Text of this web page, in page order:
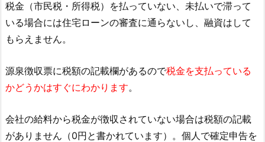
税金（市民税・所得税）を払っていない、未払いで滞って
いる場合には住宅ローンの審査に通らないし、融資はして
もらえません。
源泉徴収票に税額の記載欄があるので税金を支払っている
かどうかはすぐにわかります。
会社の給料から税金が徴収されていない場合は税額の記載
がありません（0円と書かれています）。個人で確定申告を